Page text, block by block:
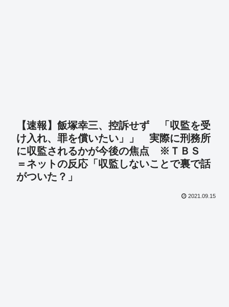
【速報】飯塚幸三、控訴せず 「収監を受
け入れ、罪を償いたい」」 実際に刑務所
に収監されるかが今後の焦点 ※ＴＢＳ
＝ネットの反応「収監しないことで裏で話
がついた？」
2021.09.15